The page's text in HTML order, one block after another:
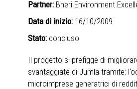
Partner: Bheri Environment
Data di inizio: 16/10/2009
Stato: concluso
Il progetto si prefigge di
svantaggiate di Jumla tramite:
microimprese generatrici di